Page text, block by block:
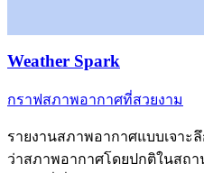
Weather Spark
กราฟสภาพอากาศที่สวยงาม
รายงานสภาพอากาศแบบเจา
ว่าสภาพอากาศโดยปกติในสถา